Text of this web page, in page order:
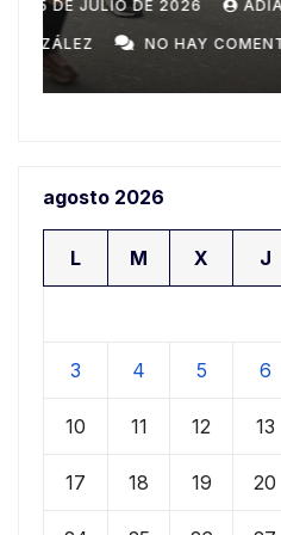
20 DE JULIO DE 2026
GONZÁLEZ NO HAY
agosto 2026
L M X J
3 4 5 6
10 11 12 13
17 18 19 20